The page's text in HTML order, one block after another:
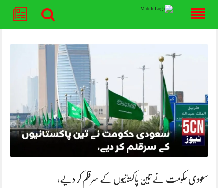
سعودی حکومت نے تین پاکستانیوں کے سرقلم کر دیے،